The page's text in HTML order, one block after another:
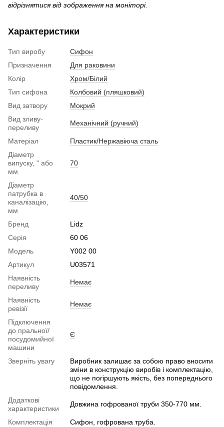
відрізнятися від зображення на моніторі.
Характеристики
Тип виробу
Сифон
Призначення
Для раковини
Колір
Хром/Білий
Тип сифона
Колбовий (пляшковий)
Вид затвору
Мокрий
Вид зливу-
переливу
Механічний (ручний)
Матеріал
Пластик/Нержавіюча сталь
Діаметр
випуску, " або
мм
70
Діаметр
патрубка в
каналізацію,
мм
40/50
Бренд
Lidz
Серія
60 06
Модель
Y002 00
Артикул
U03571
Наявність
переливу
Немає
Наявність
ревізії
Немає
Підключення
до пральної/
посудомийної
машини
Є
Зверніть увагу
Виробник залишає за собою право вносити
зміни в конструкцію виробів і комплектацію,
що не погіршують якість, без попереднього
повідомлення.
Додаткові
характеристики
Довжина гофрованої труби 350-770 мм.
Комплектація
Сифон, гофрована труба.